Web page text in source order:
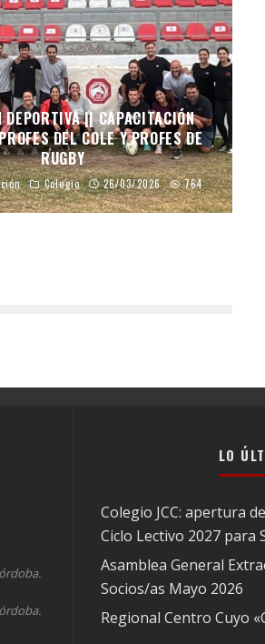
DEPORTIVA || CAPACITACIÓN
DEL COLE Y PROFES DE
RUGBY
Colegio 26/03/2026 764
LO
Colegio JCC: apertura
Ciclo Lectivo 2027 para
Asamblea General
Socios/as Mayo 2026
Regional Centro Cuyo